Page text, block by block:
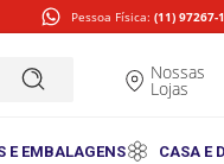
Pessoa Física: (11) 97267-
Nossas
Lojas
E EMBALAGENS CASA E